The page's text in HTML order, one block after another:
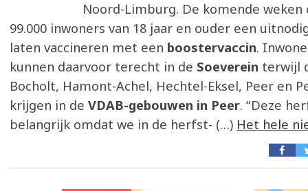
Noord-Limburg. De komende weken
99.000 inwoners van 18 jaar en ouder een
laten vaccineren met een boostervaccin.
kunnen daarvoor terecht in de Soeverein terwijl
Bocholt, Hamont-Achel, Hechtel-Eksel, Peer en
krijgen in de VDAB-gebouwen in Peer. “Deze
belangrijk omdat we in de herfst- (…) Het hele